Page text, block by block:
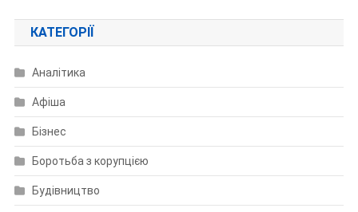
КАТЕГОРІЇ
Аналітика
Афіша
Бізнес
Боротьба з корупцією
Будівництво